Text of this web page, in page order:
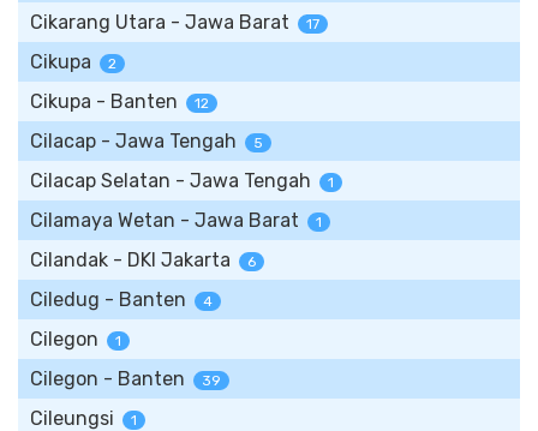
Cikarang Utara - Jawa Barat 17
Cikupa 2
Cikupa - Banten 12
Cilacap - Jawa Tengah 5
Cilacap Selatan - Jawa Tengah 1
Cilamaya Wetan - Jawa Barat 1
Cilandak - DKI Jakarta 6
Ciledug - Banten 4
Cilegon 1
Cilegon - Banten 39
Cileungsi 1